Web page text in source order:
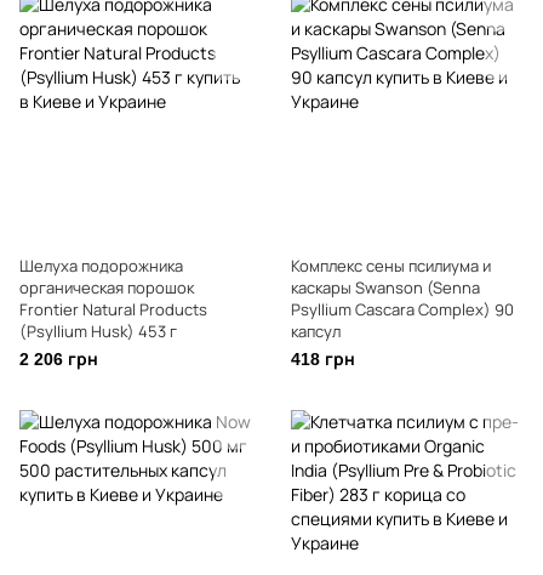
Шелуха подорожника
органическая порошок
Frontier Natural Products
(Psyllium Husk) 453 г
2 206 грн
Комплекс сены псилиума и
каскары Swanson (Senna
Psyllium Cascara Complex) 90
капсул
418 грн